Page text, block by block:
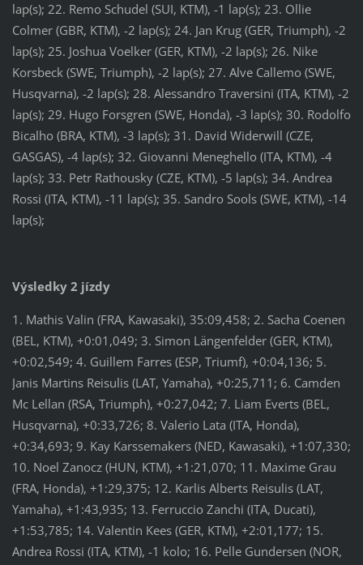
lap(s); 22. Remo Schudel (SUI, KTM), -1 lap(s); 23. Ollie
Colmer (GBR, KTM), -2 lap(s); 24. Jan Krug (GER, Triumph), -2
lap(s); 25. Joshua Voelker (GER, KTM), -2 lap(s); 26. Nike
Korsbeck (SWE, Triumph), -2 lap(s); 27. Alve Callemo (SWE,
Husqvarna), -2 lap(s); 28. Alessandro Traversini (ITA, KTM), -2
lap(s); 29. Hugo Forsgren (SWE, Honda), -3 lap(s); 30. Rodolfo
Bicalho (BRA, KTM), -3 lap(s); 31. David Widerwill (CZE,
GASGAS), -4 lap(s); 32. Giovanni Meneghello (ITA, KTM), -4
lap(s); 33. Petr Rathousky (CZE, KTM), -5 lap(s); 34. Andrea
Rossi (ITA, KTM), -11 lap(s); 35. Sandro Sools (SWE, KTM), -14
lap(s);
Výsledky 2 jízdy
1. Mathis Valin (FRA, Kawasaki), 35:09,458; 2. Sacha Coenen
(BEL, KTM), +0:01,049; 3. Simon Längenfelder (GER, KTM),
+0:02,549; 4. Guillem Farres (ESP, Triumf), +0:04,136; 5.
Janis Martins Reisulis (LAT, Yamaha), +0:25,711; 6. Camden
Mc Lellan (RSA, Triumph), +0:27,042; 7. Liam Everts (BEL,
Husqvarna), +0:33,726; 8. Valerio Lata (ITA, Honda),
+0:34,693; 9. Kay Karssemakers (NED, Kawasaki), +1:07,330;
10. Noel Zanocz (HUN, KTM), +1:21,070; 11. Maxime Grau
(FRA, Honda), +1:29,375; 12. Karlis Alberts Reisulis (LAT,
Yamaha), +1:43,935; 13. Ferruccio Zanchi (ITA, Ducati),
+1:53,785; 14. Valentin Kees (GER, KTM), +2:01,177; 15.
Andrea Rossi (ITA, KTM), -1 kolo; 16. Pelle Gundersen (NOR,